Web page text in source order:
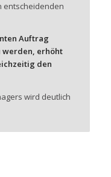
entscheidenden
Auftrag
erhöht
den
wird deutlich